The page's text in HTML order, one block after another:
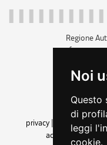
Noi
Questo
di
leggi
cookie.
Regione
c.f.
privacy
cookie |note
accessibilità|